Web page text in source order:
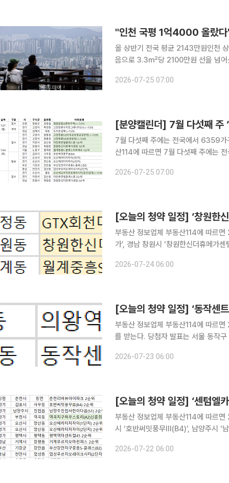
"인천 국평 1억4000 올랐
올 상반기 전국 평균 2143만원인천 상승률 22.1%로 전국
음으로 3.3㎡당 2100만원 선을 넘어
면 올 상반기 전국 아파트 평균 분양
2026-07-25 07:00
7월 다섯째 주에는 전국에서 6359가구가 분양에 나선다. ◇청
산114에 따르면 7월 다섯째 주에는
휴먼빌클래스원', 경남 창원시 창원한
2026-07-25 07:00
[오늘의 청약 일정] ‘창원한
부동산 정보업체 부동산114에 따르
가’, 경남 창원시 ‘창원한신더휴메가
2026-07-24 06:00
[오늘의 청약 일정] ‘동작센
부동산 정보업체 부동산114에 따르
를 받는다. 당첨자 발표는 서울
2026-07-23 06:00
[오늘의 청약 일정] ‘센텀엘
부동산 정보업체 부동산114에 따르면
시 ‘호반써밋풍무Ⅲ(B4)’, 남양주시 ‘
푸르지오마린피스’, 부산 기장군 ‘부산
2026-07-22 06:00